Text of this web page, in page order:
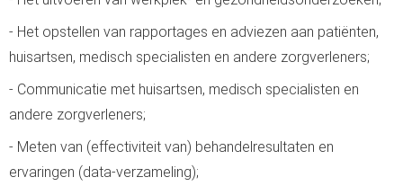
- Het opstellen van rapportages en adviezen aan patiënten,
huisartsen, medisch specialisten en andere zorgverleners;
- Communicatie met huisartsen, medisch specialisten en
andere zorgverleners;
- Meten van (effectiviteit van) behandelresultaten en
ervaringen (data-verzameling);